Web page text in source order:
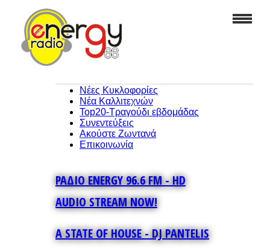
Νέες Κυκλοφορίες
Νέα Καλλιτεχνών
Top20-Τραγούδι εβδομάδας
Συνεντεύξεις
Ακούστε Ζωντανά
Επικοινωνία
ΡΑΔΙΟ ENERGY 96.6 FM - HD
AUDIO STREAM NOW!
A STATE OF HOUSE - DJ PANTELIS